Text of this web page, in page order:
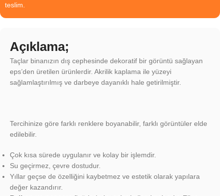
teslim.
Açıklama;
Taçlar binanızın dış cephesinde dekoratif bir görüntü sağlayan
eps’den üretilen ürünlerdir. Akrilik kaplama ile yüzeyi
sağlamlaştırılmış ve darbeye dayanıklı hale getirilmiştir.
Tercihinize göre farklı renklere boyanabilir, farklı görüntüler elde
edilebilir.
Çok kısa sürede uygulanır ve kolay bir işlemdir.
Su geçirmez, çevre dostudur.
Yıllar geçse de özelliğini kaybetmez ve estetik olarak yapılara
değer kazandırır.